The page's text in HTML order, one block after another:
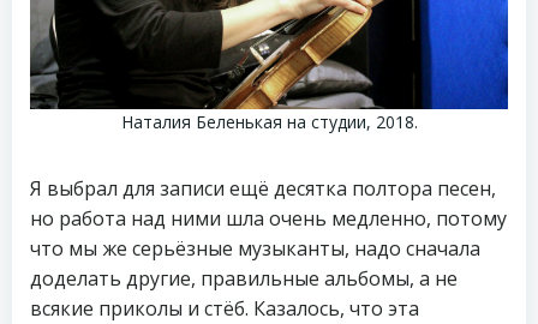
Наталия Беленькая на студии, 2018.
Я выбрал для записи ещё десятка полтора песен,
но работа над ними шла очень медленно, потому
что мы же серьёзные музыканты, надо сначала
доделать другие, правильные альбомы, а не
всякие приколы и стёб. Казалось, что эта